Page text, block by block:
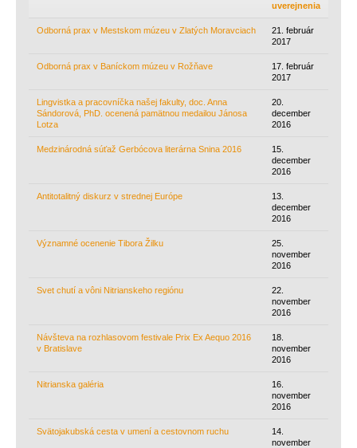
uverejnenia
Odborná prax v Mestskom múzeu v Zlatých Moravciach
21. február
2017
Odborná prax v Baníckom múzeu v Rožňave
17. február
2017
Lingvistka a pracovníčka našej fakulty, doc. Anna
Sándorová, PhD. ocenená pamätnou medailou Jánosa
Lotza
20.
december
2016
Medzinárodná súťaž Gerbócova literárna Snina 2016
15.
december
2016
Antitotalitný diskurz v strednej Európe
13.
december
2016
Významné ocenenie Tibora Žilku
25.
november
2016
Svet chutí a vôni Nitrianskeho regiónu
22.
november
2016
Návšteva na rozhlasovom festivale Prix Ex Aequo 2016
v Bratislave
18.
november
2016
Nitrianska galéria
16.
november
2016
Svätojakubská cesta v umení a cestovnom ruchu
14.
november